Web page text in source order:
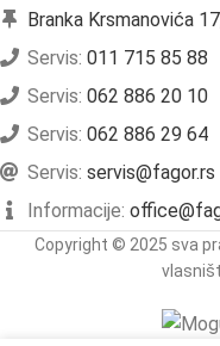
Branka Krsmanovića
Servis: 011 715 85 88
Servis: 062 886 20 10
Servis: 062 886 29 64
Servis: servis@fagor.rs
Informacije:
Copyright © 2025 sva